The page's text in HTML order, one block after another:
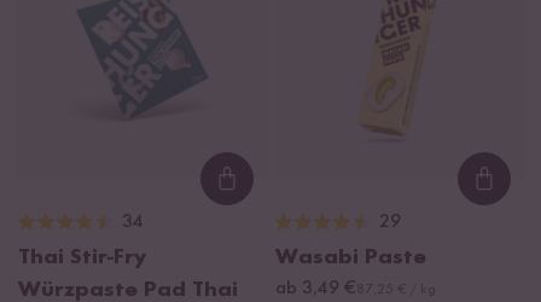
Loading...
34
Thai Stir-Fry
Würzpaste Pad Thai
29
Wasabi Paste
ab 3,49 €